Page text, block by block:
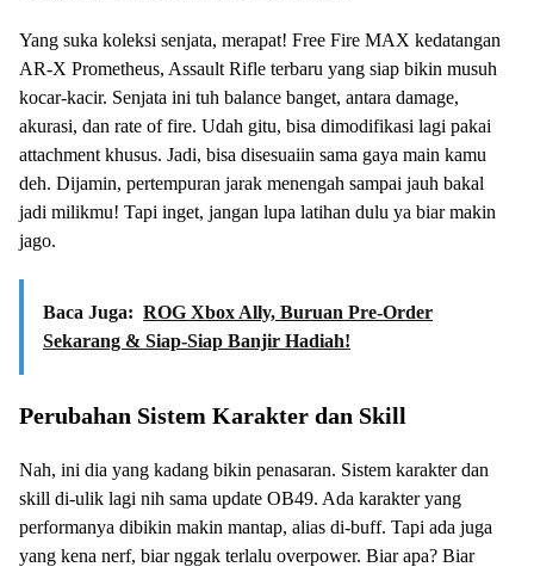
Yang suka koleksi senjata, merapat! Free Fire MAX kedatangan
AR-X Prometheus, Assault Rifle terbaru yang siap bikin musuh
kocar-kacir. Senjata ini tuh balance banget, antara damage,
akurasi, dan rate of fire. Udah gitu, bisa dimodifikasi lagi pakai
attachment khusus. Jadi, bisa disesuaiin sama gaya main kamu
deh. Dijamin, pertempuran jarak menengah sampai jauh bakal
jadi milikmu! Tapi inget, jangan lupa latihan dulu ya biar makin
jago.
Baca Juga: ROG Xbox Ally, Buruan Pre-Order
Sekarang & Siap-Siap Banjir Hadiah!
Perubahan Sistem Karakter dan Skill
Nah, ini dia yang kadang bikin penasaran. Sistem karakter dan
skill di-ulik lagi nih sama update OB49. Ada karakter yang
performanya dibikin makin mantap, alias di-buff. Tapi ada juga
yang kena nerf, biar nggak terlalu overpower. Biar apa? Biar